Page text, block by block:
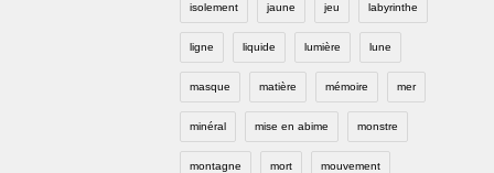
isolement jaune jeu labyrinthe
ligne liquide lumière lune
masque matière mémoire mer
minéral mise en abime monstre
montagne mort mouvement